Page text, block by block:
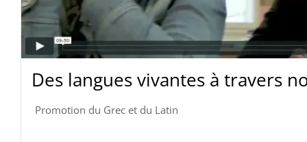
Des langues vivantes à travers
Promotion du Grec et du Latin